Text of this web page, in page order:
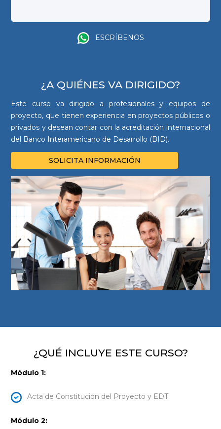
ESCRÍBENOS
¿A QUIÉNES VA DIRIGIDO?
Este curso va dirigido a profesionales y equipos de
proyecto, que tienen experiencia en proyectos públicos o
privados y desean contar con la acreditación internacional
del Banco Interamericano de Desarrollo (BID).
SOLICITA INFORMACIÓN
¿QUÉ INCLUYE ESTE CURSO?
Módulo 1:
Acta de Constitución del Proyecto y EDT
Módulo 2: